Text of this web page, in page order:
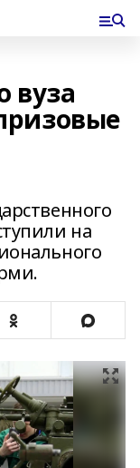
вуза
на